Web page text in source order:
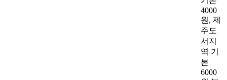
4000
원, 제
주도
서지
역 기
본
6000